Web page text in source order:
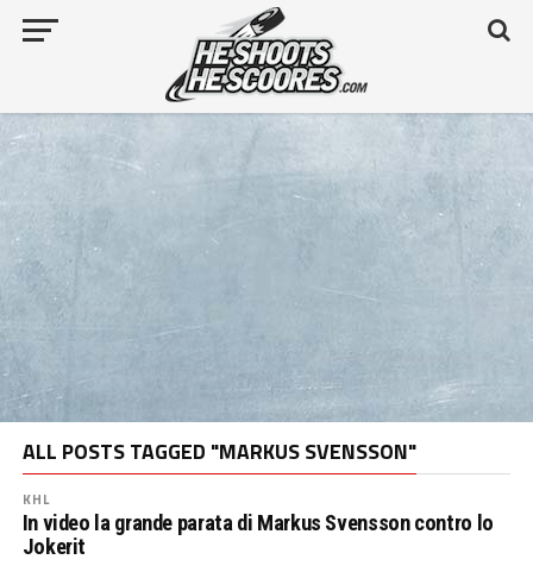
ALL POSTS TAGGED "MARKUS SVENSSON"
KHL
In video la grande parata di Markus Svensson contro lo
Jokerit